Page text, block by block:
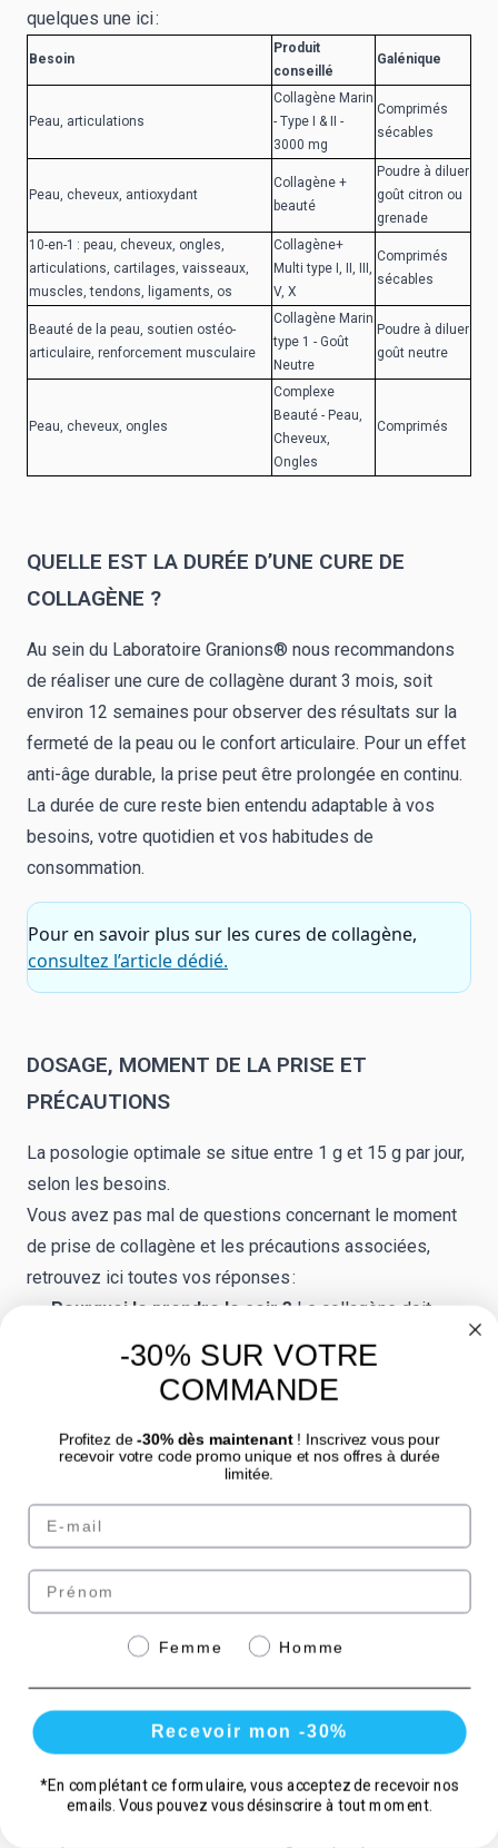
quelques une ici :
Besoin
Produit
conseillé
Galénique
Peau, articulations
Collagène Marin
- Type I & II -
3000 mg
Comprimés
sécables
Peau, cheveux, antioxydant
Collagène +
beauté
Poudre à diluer
goût citron ou
grenade
10-en-1 : peau, cheveux, ongles,
articulations, cartilages, vaisseaux,
muscles, tendons, ligaments, os
Collagène+
Multi type I, II, III,
V, X
Comprimés
sécables
Beauté de la peau, soutien ostéo-
articulaire, renforcement musculaire
Collagène Marin
type 1 - Goût
Neutre
Poudre à diluer
goût neutre
Peau, cheveux, ongles
Complexe
Beauté - Peau,
Cheveux,
Ongles
Comprimés
QUELLE EST LA DURÉE D’UNE CURE DE
COLLAGÈNE ?
Au sein du Laboratoire Granions® nous recommandons
de réaliser une cure de collagène durant 3 mois, soit
environ 12 semaines pour observer des résultats sur la
fermeté de la peau ou le confort articulaire. Pour un effet
anti-âge durable, la prise peut être prolongée en continu.
La durée de cure reste bien entendu adaptable à vos
besoins, votre quotidien et vos habitudes de
consommation.
Pour en savoir plus sur les cures de collagène,
consultez l’article dédié.
DOSAGE, MOMENT DE LA PRISE ET
PRÉCAUTIONS
La posologie optimale se situe entre 1 g et 15 g par jour,
selon les besoins.
Vous avez pas mal de questions concernant le moment
de prise de collagène et les précautions associées,
retrouvez ici toutes vos réponses :
Pourquoi le prendre le soir ? Le collagène doit
principalement être prit à distance des repas afin
d’assimiler un maximum de ses bénéfices !
Est-il bon d’en consommer tous les jours ?
supplémentation quotidienne favorise un effet confirmé
et durable dans le temps.
protéines de poisson ou de grossesse/allaitement sans
LES AVANTAGES DES FORMULES
FORMULES COMPLÈTES ET EXPERTISE
SCIENTIFIQUE
-30% SUR VOTRE
COMMANDE
Profitez de -30% dès maintenant! Inscrivez vous pour
recevoir votre code promo unique et nos offres à durée
limitée.
Email
Prénom
GenreFemme Homme
Recevoir mon -30%
*En complétant ce formulaire, vous acceptez de recevoir nos
emails. Vous pouvez vous désinscrire à tout moment.